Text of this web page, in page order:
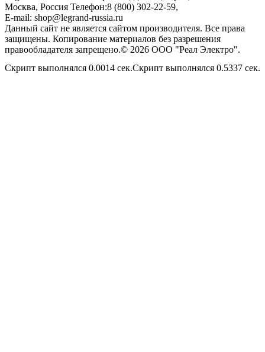
Москва, Россия Телефон:8 (800) 302-22-59,
E-mail: shop@legrand-russia.ru
Данный сайт не является сайтом производителя. Все права
защищены. Копирование материалов без разрешения
правообладателя запрещено.© 2026 ООО "Реал Электро".
Скрипт выполнялся 0.0014 сек.Скрипт выполнялся 0.5337 сек.